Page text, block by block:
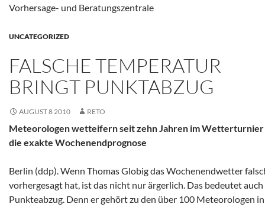
Vorhersage- und Beratungszentrale
UNCATEGORIZED
FALSCHE TEMPERATUR
BRINGT PUNKTABZUG
AUGUST 8 2010 RETO
Meteorologen wetteifern seit zehn Jahren im Wetterturnier
die exakte Wochenendprognose
Berlin (ddp). Wenn Thomas Globig das Wochenendwetter
vorhergesagt hat, ist das nicht nur ärgerlich. Das bedeutet auch
Punkteabzug. Denn er gehört zu den über 100 Meteorologen